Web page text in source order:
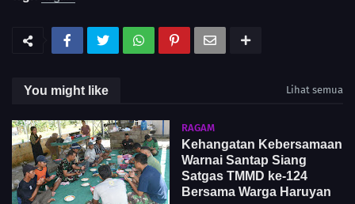
You might like Lihat semua
RAGAM
Kehangatan Kebersamaan
Warnai Santap Siang
Satgas TMMD ke-124
Bersama Warga Haruyan